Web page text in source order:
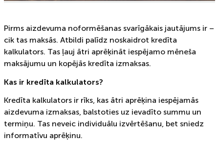
Pirms aizdevuma noformēšanas svarīgākais jautājums ir –
cik tas maksās. Atbildi palīdz noskaidrot kredīta
kalkulators. Tas ļauj ātri aprēķināt iespējamo mēneša
maksājumu un kopējās kredīta izmaksas.
Kas ir kredīta kalkulators?
Kredīta kalkulators ir rīks, kas ātri aprēķina iespējamās
aizdevuma izmaksas, balstoties uz ievadīto summu un
termiņu. Tas neveic individuālu izvērtēšanu, bet sniedz
informatīvu aprēķinu.